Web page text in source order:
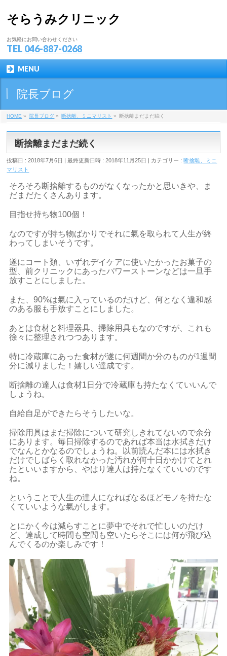
そらうみクリニック
お気軽にお問い合わせください
TEL 046-887-0268
MENU
院長ブログ
HOME » 院長ブログ » 断捨離、ミニマリスト » 断捨離まだまだ続く
断捨離まだまだ続く
投稿日 : 2018年7月6日 最終更新日時 : 2018年11月25日 カテゴリー :断捨離、ミニ
マリスト
そろそろ断捨離するものがなくなったかと思いきや、ま
だまだたくさんあります。
目指せ持ち物100個！
なのですが持ち物ばかりでそれに氣を取られて人生が終
わってしまいそうです。
遂にコート類、いずれデイケアに使いたかったお菓子の
型、前クリニックにあったパワーストーンなどは一旦手
放すことにしました。
また、90%は氣に入っているのだけど、何となく違和感
のある服も手放すことにしました。
あとは食材と料理器具、掃除用具もなのですが、これも
徐々に整理されつつあります。
特に冷蔵庫にあった食材が遂に何週間か分のものが1週間
分に減りました！嬉しい達成です。
断捨離の達人は食材1日分で冷蔵庫も持たなくていいんで
しょうね。
自給自足ができたらそうしたいな。
掃除用具はまだ掃除について研究しきれてないので余分
にあります。毎日掃除するのであれば本当は水拭きだけ
でなんとかなるのでしょうね。以前読んだ本には水拭き
だけでしばらく取れなかった汚れが何十日かかけてとれ
たといいますから、やはり達人は持たなくていいのです
ね。
ということで人生の達人になればなるほどモノを持たな
くていいような氣がします。
とにかく今は減らすことに夢中でそれで忙しいのだけ
ど、達成して時間も空間も空いたらそこには何が飛び込
んでくるのか楽しみです！